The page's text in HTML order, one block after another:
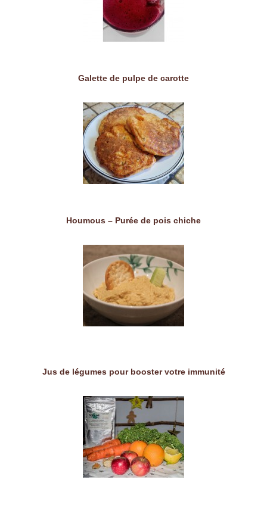
Galette de pulpe de carotte
Houmous – Purée de pois chiche
Jus de légumes pour booster votre immunité